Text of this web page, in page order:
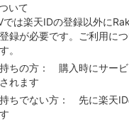
いて
では楽天IDの登録以外に
録が必要です。ご利用に
。
ちの方： 購入時にサービ
れます
ちでない方： 先に楽天